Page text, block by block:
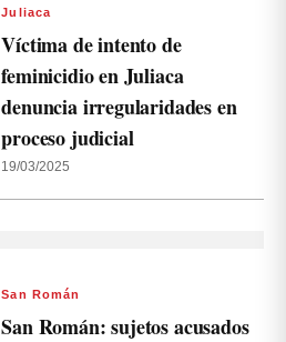
Juliaca
Víctima de intento de
feminicidio en Juliaca
denuncia irregularidades en
proceso judicial
19/03/2025
San Román
San Román: sujetos acusados